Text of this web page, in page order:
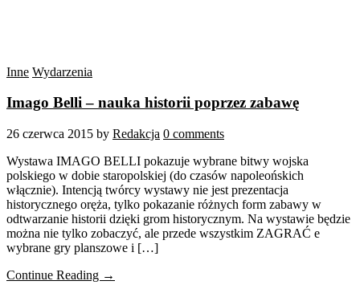
Inne Wydarzenia
Imago Belli – nauka historii poprzez zabawę
26 czerwca 2015 by Redakcja 0 comments
Wystawa IMAGO BELLI pokazuje wybrane bitwy wojska
polskiego w dobie staropolskiej (do czasów napoleońskich
włącznie). Intencją twórcy wystawy nie jest prezentacja
historycznego oręża, tylko pokazanie różnych form zabawy w
odtwarzanie historii dzięki grom historycznym. Na wystawie będzie
można nie tylko zobaczyć, ale przede wszystkim ZAGRAĆ e
wybrane gry planszowe i […]
Continue Reading →